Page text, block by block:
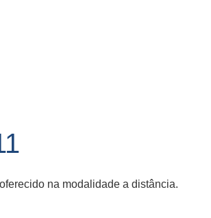
na modalidade a distância.